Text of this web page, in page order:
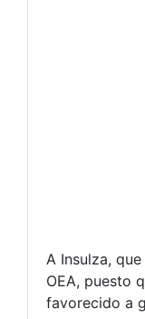
A Insulza,
OEA, puesto
favorecido a